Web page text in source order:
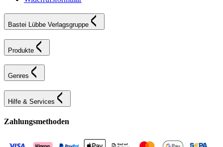
Bastei Lübbe Verlagsgruppe
Produkte
Genres
Hilfe & Services
Zahlungsmethoden